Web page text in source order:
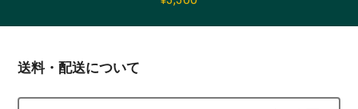
送料・配送について